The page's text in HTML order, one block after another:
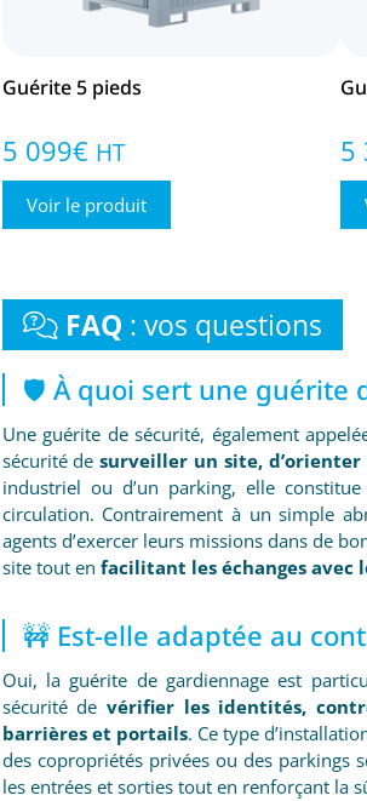
Guérite 5 pieds
5 099€ HT
Voir le produit
5
FAQ : vos questions
🛡️ À quoi sert une guérite
Une guérite de sécurité, également
sécurité desurveiller un site,
industriel ou d’un parking, elle
circulation. Contrairement à un simple
agents d’exercer leurs missions dans de
site tout en facilitant les échanges avec
🚧 Est-elle adaptée au
Oui, la guérite de gardiennage est
sécurité de vérifier les identités,
barrières et portails. Ce type
des copropriétés privées ou des parkings
les entrées et sorties tout en renforçant la